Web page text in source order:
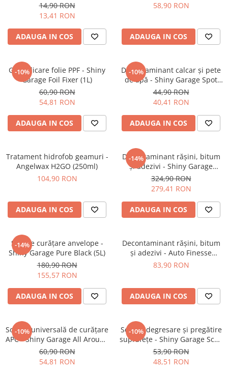
14,90 RON
13,41 RON
ADAUGA IN COS
58,90 RON
ADAUGA IN COS
-10%
Gel aplicare folie PPF - Shiny
Garage Foil Fixer (1L)
60,90 RON
54,81 RON
ADAUGA IN COS
-10%
Decontaminant calcar și pete
de apă - Shiny Garage Spot
Off (500ml)
44,90 RON
40,41 RON
ADAUGA IN COS
Tratament hidrofob geamuri -
Angelwax H2GO (250ml)
104,90 RON
ADAUGA IN COS
-14%
Decontaminant rășini, bitum
și adezivi - Shiny Garage
Dissolver (5L)
324,90 RON
279,41 RON
ADAUGA IN COS
-14%
Soluție curățare anvelope -
Shiny Garage Pure Black (5L)
180,90 RON
155,57 RON
ADAUGA IN COS
Decontaminant rășini, bitum
și adezivi - Auto Finesse
Oblitarate (500ml)
83,90 RON
ADAUGA IN COS
-10%
Soluție universală de curățare
APC - Shiny Garage All Around
APC (1L)
60,90 RON
54,81 RON
-10%
Soluție degresare şi pregătire
suprafeţe - Shiny Garage Scan
Inspection (500ml)
53,90 RON
48,51 RON